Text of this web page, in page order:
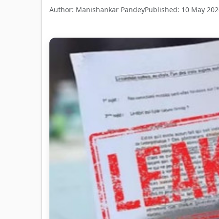
Author: Manishankar PandeyPublished: 10 May